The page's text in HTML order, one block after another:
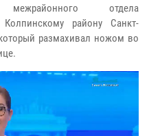
отдела
району Санкт-
размахивал ножом во